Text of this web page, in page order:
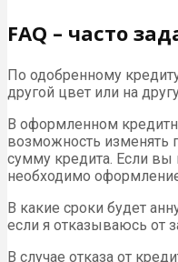
FAQ – часто
По одобренному
другой цвет или на
В оформленном
возможность изменять
сумму кредита. Если вы
необходимо
В какие сроки будет
если я отказываюсь от
В случае отказа от